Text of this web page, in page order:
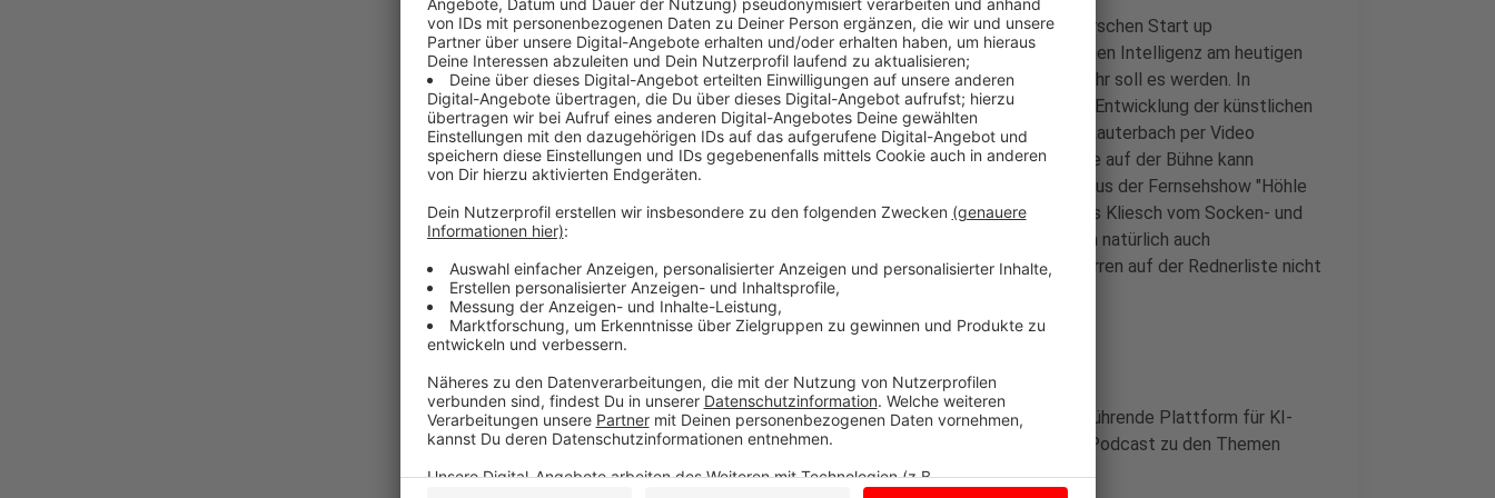
Mit bis zu 1.000 Teilnehmenden rechnen die Macher vom münsterschen Start up
"Datenbusiness GmbH" bei diesem Netzwerktreffen zur Künstlichen Intelligenz am heutigen
Donnerstag (07.03.). Deutschlands größtes KI-Event in diesem Jahr soll es werden. In
Vorträgen und Workshops geht es um die neuesten Trends in der Entwicklung der künstlichen
Intelligenz. Als Gastredner wird Bundesgesundheitsminister Karl Lauterbach per Video
zugeschaltet und über die KI im Gesundheitswesen sprechen. Live auf der Bühne kann
man dann u.a. Star-Investor Frank Thelen erleben. Er ist bekannt aus der Fernsehshow "Höhle
der Löwen". Und auch der erfolgreiche Jungunternehmer Johannes Kliesch vom Socken- und
Wäsche Start up "snocks" ist dabei. Und im Skaters Palace dürfen natürlich auch
Skateboardpapst Titus Dittmann und sein Sohn Julius als Hausherren auf der Rednerliste nicht
fehlen.
Anzeige
Die Firma "Datenbusiness" aus Münster als Veranstalter ist eine führende Plattform für KI-
Fans in Deutschland. Sie produziert u.a. auch einen erfolgreichen Podcast zu den Themen
Daten und künstliche Intelligenz.